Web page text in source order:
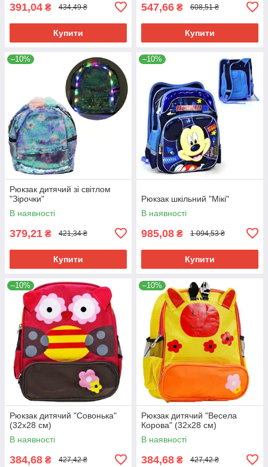
391,04 ₴ 434,49 ₴
Купити
547,66 ₴ 608,51 ₴
Купити
–10%
Рюкзак дитячий зі світлом
"Зірочки"
В наявності
379,21 ₴ 421,34 ₴
Купити
–10%
Рюкзак шкільний "Мікі"
В наявності
985,08 ₴ 1 094,53 ₴
Купити
–10%
Рюкзак дитячий "Совонька"
(32х28 см)
В наявності
384,68 ₴ 427,42 ₴
–10%
Рюкзак дитячий "Весела
Корова" (32х28 см)
В наявності
384,68 ₴ 427,42 ₴